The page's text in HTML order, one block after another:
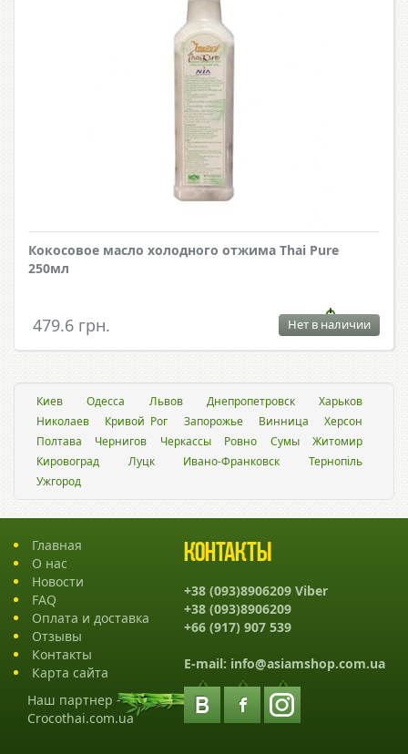
Кокосовое масло холодного отжима Thai Pure
250мл
479.6 грн. Нет в наличии
Киев Одесса Львов Днепропетровск
Харьков
Николаев
Кривой Рог Запорожье Винница
Херсон
Полтава
Чернигов Черкассы Ровно Сумы
Житомир
Кировоград
Луцк Ивано-Франковск
Тернопіль
Ужгород
Главная
О нас
Новости
FAQ
Оплата и доставка
Отзывы
Контакты
Карта сайта
Наш партнер -
Crocothai.com.ua
Контакты
+38 (093)8906209 Viber
+38 (093)8906209
+66 (917) 907 539
E-mail: info@asiamshop.com.ua